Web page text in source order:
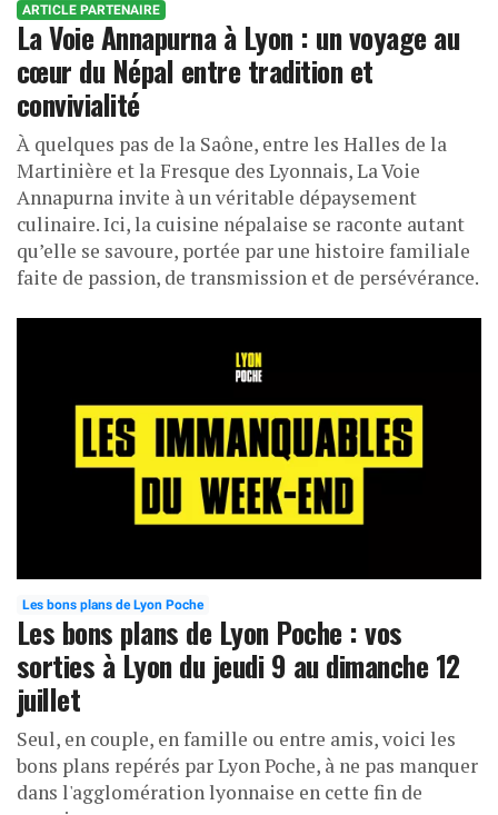
ARTICLE PARTENAIRE
La Voie Annapurna à Lyon : un voyage au
cœur du Népal entre tradition et
convivialité
À quelques pas de la Saône, entre les Halles de la
Martinière et la Fresque des Lyonnais, La Voie
Annapurna invite à un véritable dépaysement
culinaire. Ici, la cuisine népalaise se raconte autant
qu’elle se savoure, portée par une histoire familiale
faite de passion, de transmission et de persévérance.
Les bons plans de Lyon Poche
Les bons plans de Lyon Poche : vos
sorties à Lyon du jeudi 9 au dimanche 12
juillet
Seul, en couple, en famille ou entre amis, voici les
bons plans repérés par Lyon Poche, à ne pas manquer
dans l'agglomération lyonnaise en cette fin de